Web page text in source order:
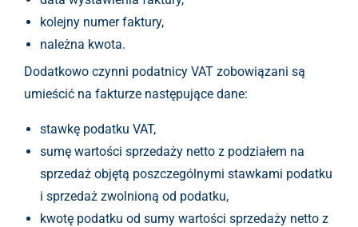
kolejny numer faktury,
należna kwota.
Dodatkowo czynni podatnicy VAT zobowiązani są
umieścić na fakturze następujące dane:
stawkę podatku VAT,
sumę wartości sprzedaży netto z podziałem na
sprzedaż objętą poszczególnymi stawkami podatku
i sprzedaż zwolnioną od podatku,
kwotę podatku od sumy wartości sprzedaży netto z